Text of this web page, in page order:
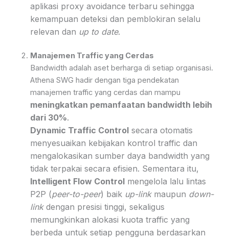
aplikasi proxy avoidance terbaru sehingga
kemampuan deteksi dan pemblokiran selalu
relevan dan up to date.
Manajemen Traffic yang Cerdas
Bandwidth adalah aset berharga di setiap organisasi.
Athena SWG hadir dengan tiga pendekatan
manajemen traffic yang cerdas dan mampu
meningkatkan pemanfaatan bandwidth lebih
dari 30%.
Dynamic Traffic Controlsecara otomatis
menyesuaikan kebijakan kontrol traffic dan
mengalokasikan sumber daya bandwidth yang
tidak terpakai secara efisien. Sementara itu,
Intelligent Flow Controlmengelola lalu lintas
P2P (peer-to-peer) baik up-linkmaupun down-
linkdengan presisi tinggi, sekaligus
memungkinkan alokasi kuota traffic yang
berbeda untuk setiap pengguna berdasarkan